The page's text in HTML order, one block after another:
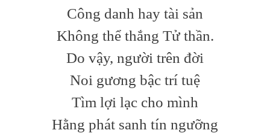
Công danh hay tài sản
Không thể thắng Tử thần.
Do vậy, người trên đời
Noi gương bậc trí tuệ
Tìm lợi lạc cho mình
Hằng phát sanh tín ngưỡng